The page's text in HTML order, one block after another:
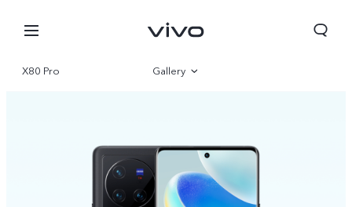
X80 Pro Gallery
Parameter